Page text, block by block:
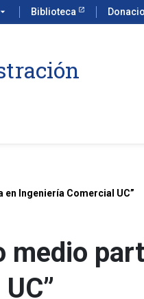
arrow_drop_down Biblioteca
en Ingeniería Comercial UC”